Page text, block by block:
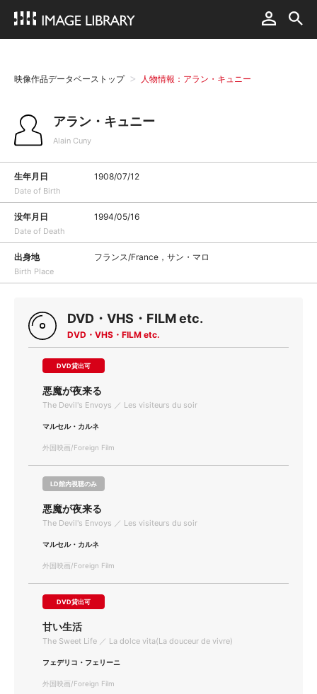
映像作品データベーストップ 人物情報：アラン・キュニー
アラン・キュニー
Alain Cuny
生年月日
Date of Birth
1908/07/12
没年月日
Date of Death
1994/05/16
出身地
Birth Place
フランス/France，サン・マロ
DVD・VHS・FILM etc.
DVD・VHS・FILM etc.
DVD貸出可
悪魔が夜来る
The Devil's Envoys ／ Les visiteurs du soir
マルセル・カルネ
外国映画/Foreign Film
LD館内視聴のみ
悪魔が夜来る
The Devil's Envoys ／ Les visiteurs du soir
マルセル・カルネ
外国映画/Foreign Film
DVD貸出可
甘い生活
The Sweet Life ／ La dolce vita(La douceur de vivre)
フェデリコ・フェリーニ
外国映画/Foreign Film